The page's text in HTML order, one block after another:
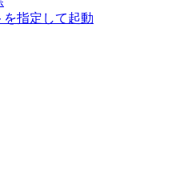
を指定して起動